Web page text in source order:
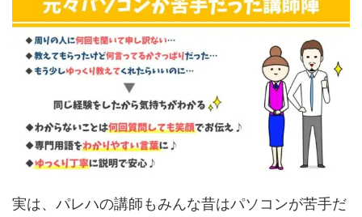
実は、パレハの講師もみんな昔はパソコンが苦手だ